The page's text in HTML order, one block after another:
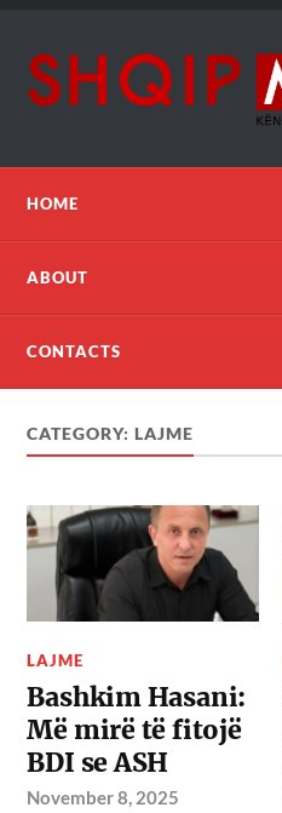
HOME
ABOUT
CONTACTS
CATEGORY:LAJME
LAJME
Bashkim Hasani:
Më mirë të fitojë
BDI se ASH
November 8, 2025